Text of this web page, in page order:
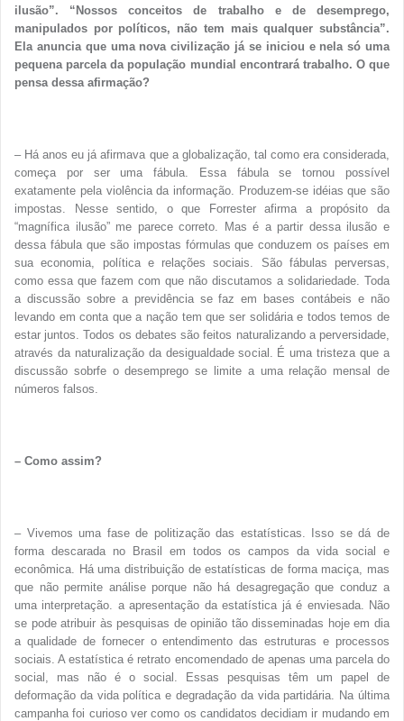
ilusão”. “Nossos conceitos de trabalho e de desemprego,
manipulados por políticos, não tem mais qualquer substância”.
Ela anuncia que uma nova civilização já se iniciou e nela só uma
pequena parcela da população mundial encontrará trabalho. O que
pensa dessa afirmação?
– Há anos eu já afirmava que a globalização, tal como era considerada,
começa por ser uma fábula. Essa fábula se tornou possível
exatamente pela violência da informação. Produzem-se idéias que são
impostas. Nesse sentido, o que Forrester afirma a propósito da
“magnífica ilusão” me parece correto. Mas é a partir dessa ilusão e
dessa fábula que são impostas fórmulas que conduzem os países em
sua economia, política e relações sociais. São fábulas perversas,
como essa que fazem com que não discutamos a solidariedade. Toda
a discussão sobre a previdência se faz em bases contábeis e não
levando em conta que a nação tem que ser solidária e todos temos de
estar juntos. Todos os debates são feitos naturalizando a perversidade,
através da naturalização da desigualdade social. É uma tristeza que a
discussão sobrfe o desemprego se limite a uma relação mensal de
números falsos.
– Como assim?
– Vivemos uma fase de politização das estatísticas. Isso se dá de
forma descarada no Brasil em todos os campos da vida social e
econômica. Há uma distribuição de estatísticas de forma maciça, mas
que não permite análise porque não há desagregação que conduz a
uma interpretação. a apresentação da estatística já é enviesada. Não
se pode atribuir às pesquisas de opinião tão disseminadas hoje em dia
a qualidade de fornecer o entendimento das estruturas e processos
sociais. A estatística é retrato encomendado de apenas uma parcela do
social, mas não é o social. Essas pesquisas têm um papel de
deformação da vida política e degradação da vida partidária. Na última
campanha foi curioso ver como os candidatos decidiam ir mudando em